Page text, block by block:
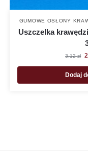
GUMOWE OSŁONY
Uszczelka
3.12zł
Dodaj